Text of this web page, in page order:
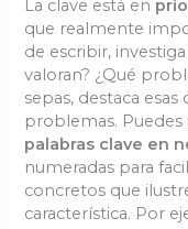
La clave está en
que realmente
de escribir,
valoran? ¿Qué
sepas, destaca
problemas. Puedes
palabras clave en
numeradas para
concretos que
característica. Por